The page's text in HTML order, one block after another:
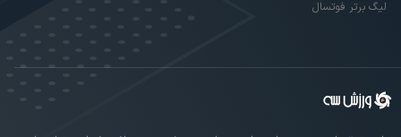
لیگ برتر فوتسال